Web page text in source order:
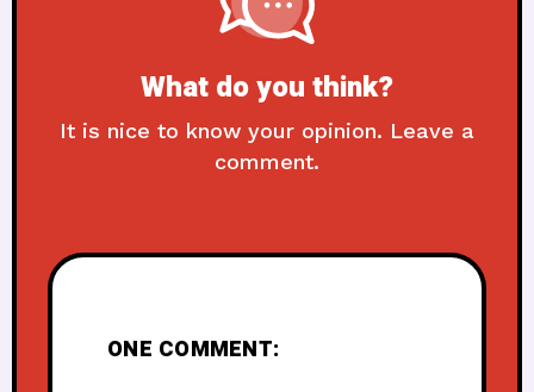
What do you think?
It is nice to know your opinion. Leave a
comment.
ONE COMMENT: